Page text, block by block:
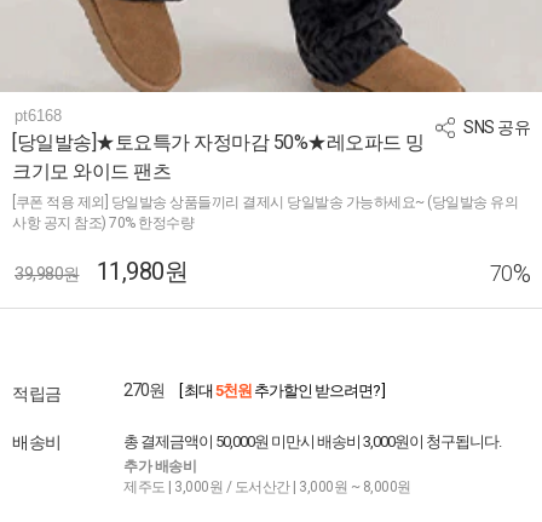
SNS 공유
pt6168
[당일발송]★토요특가 자정마감 50%★레오파드 밍
크기모 와이드 팬츠
[쿠폰 적용 제외] 당일발송 상품들끼리 결제시 당일발송 가능하세요~ (당일발송 유의
사항 공지 참조) 70% 한정수량
39,980원 11,980원 70%
적립금 270원 [ 최대 5천원 추가할인 받으려면? ]
배송비 총 결제금액이 50,000원 미만시 배송비 3,000원이 청구됩니다.
추가 배송비
제주도 | 3,000원 / 도서산간 | 3,000원 ~ 8,000원